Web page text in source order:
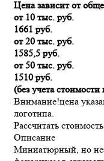
Цена зависит от
от 10 тыс. руб.
1661 руб.
от 20 тыс. руб.
1585,5 руб.
от 50 тыс. руб.
1510 руб.
(без учета
Внимание!цена
логотипа.
Рассчитать
Описание
Миниатюрный, но